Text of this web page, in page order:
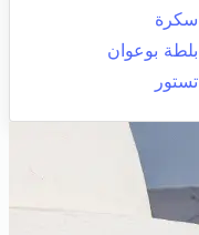
سكرة
بلطة بوعوان
تستور